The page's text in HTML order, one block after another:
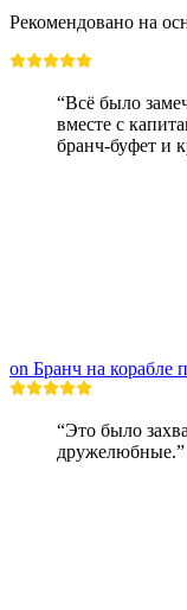
Рекомендовано на
“Всё было
вместе с
бранч-буфет и
on Бранч на корабле
“Это было
дружелюбные.”